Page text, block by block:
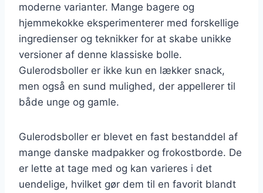
moderne varianter. Mange bagere og
hjemmekokke eksperimenterer med forskellige
ingredienser og teknikker for at skabe unikke
versioner af denne klassiske bolle.
Gulerodsboller er ikke kun en lækker snack,
men også en sund mulighed, der appellerer til
både unge og gamle.
Gulerodsboller er blevet en fast bestanddel af
mange danske madpakker og frokostborde. De
er lette at tage med og kan varieres i det
uendelige, hvilket gør dem til en favorit blandt